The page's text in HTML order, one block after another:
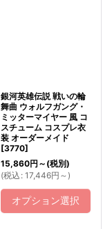
銀河英雄伝説 戦いの輪
舞曲 ウォルフガング・
ミッターマイヤー 風 コ
スチューム コスプレ衣
装 オーダーメイド
[3770]
15,860円 ～ (税別)
(税込 : 17,446円 ～)
オプション選択